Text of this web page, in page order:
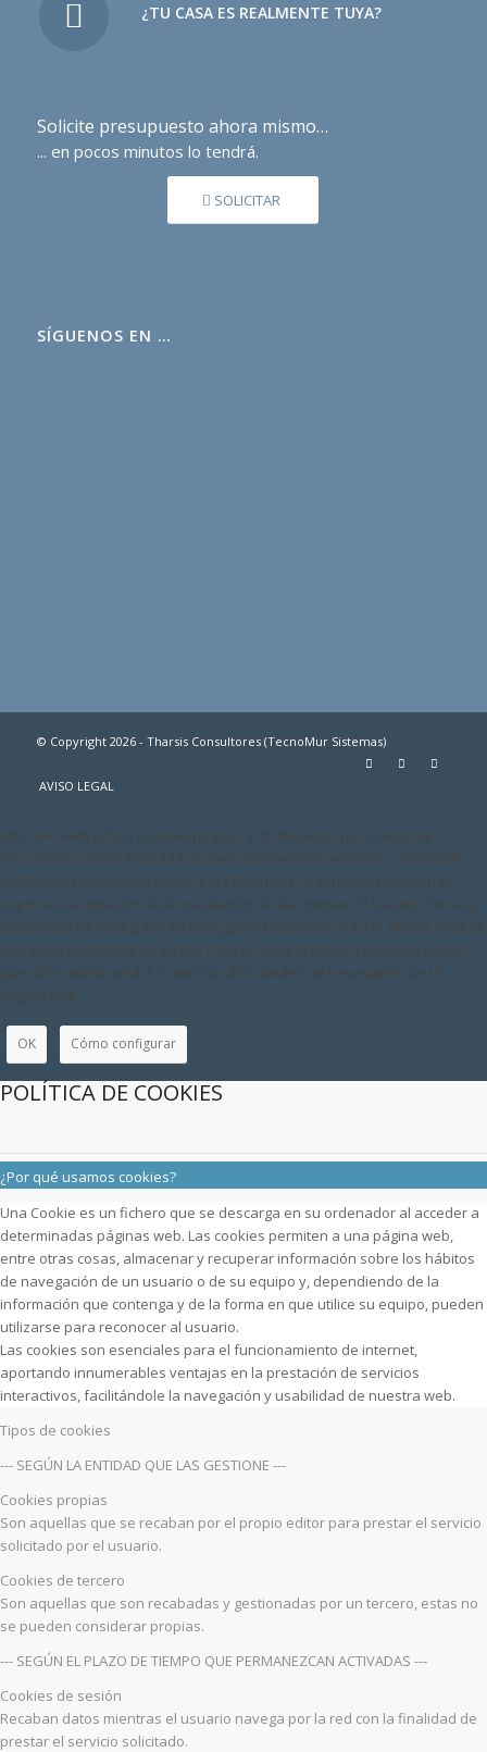
¿TU CASA ES REALMENTE TUYA?
Solicite presupuesto ahora mismo…
... en pocos minutos lo tendrá.
SOLICITAR
SÍGUENOS EN …
© Copyright 2026 - Tharsis Consultores (TecnoMur Sistemas)
AVISO LEGAL
Este sitio web utiliza Cookies propias y de terceros, para recopilar
información con la finalidad de mejorar nuestros servicios y mostrarle
publicidad relacionada con sus preferencias. Si continua navegando,
supone la aceptación de la instalación de las mismas. El usuario tiene la
posibilidad de configurar su navegador pudiendo, si así lo desea, impedir
que sean instaladas en su disco duro, aunque deberá tener en cuenta
que dicha acción podrá ocasionar dificultades de navegación de la
página web.
OK Cómo configurar
POLÍTICA DE COOKIES
¿Por qué usamos cookies?
Una Cookie es un fichero que se descarga en su ordenador al acceder a
determinadas páginas web. Las cookies permiten a una página web,
entre otras cosas, almacenar y recuperar información sobre los hábitos
de navegación de un usuario o de su equipo y, dependiendo de la
información que contenga y de la forma en que utilice su equipo, pueden
utilizarse para reconocer al usuario.
Las cookies son esenciales para el funcionamiento de internet,
aportando innumerables ventajas en la prestación de servicios
interactivos, facilitándole la navegación y usabilidad de nuestra web.
Tipos de cookies
--- SEGÚN LA ENTIDAD QUE LAS GESTIONE ---
Cookies propias
Son aquellas que se recaban por el propio editor para prestar el servicio
solicitado por el usuario.
Cookies de tercero
Son aquellas que son recabadas y gestionadas por un tercero, estas no
se pueden considerar propias.
--- SEGÚN EL PLAZO DE TIEMPO QUE PERMANEZCAN ACTIVADAS ---
Cookies de sesión
Recaban datos mientras el usuario navega por la red con la finalidad de
prestar el servicio solicitado.